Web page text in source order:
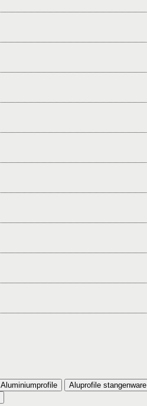
Aluminiumprofile Aluprofile stangenware